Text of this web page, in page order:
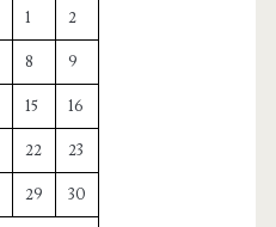
1 2
8 9
15 16
22 23
29 30